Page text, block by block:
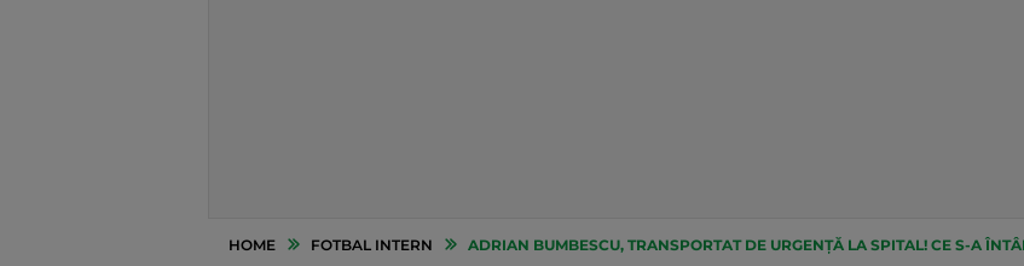
HOME FOTBAL INTERN ADRIAN BUMBESCU, TRANSPORTAT DE URGENȚĂ LA SPITAL! CE S-A